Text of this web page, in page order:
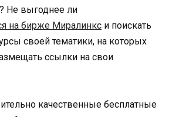
Не выгоднее ли
на бирже Миралинкс и поискать
своей тематики, на которых
ссылки на свои
качественные бесплатные